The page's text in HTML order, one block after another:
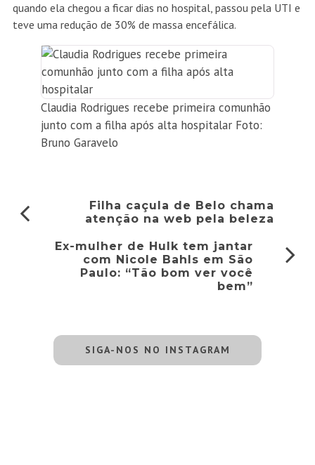
quando ela chegou a ficar dias no hospital, passou pela UTI e
teve uma redução de 30% de massa encefálica.
Claudia Rodrigues recebe primeira comunhão
junto com a filha após alta hospitalar Foto:
Bruno Garavelo
Filha caçula de Belo chama
atenção na web pela beleza
Ex-mulher de Hulk tem jantar
com Nicole Bahls em São
Paulo: “Tão bom ver você
bem”
SIGA-NOS NO INSTAGRAM